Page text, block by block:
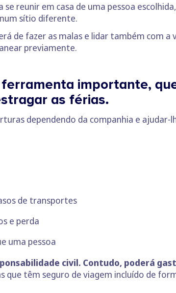
reunir em casa de uma pessoa
sítio diferente.
de fazer as malas e lidar também com
previamente.
importante,
as férias.
dependendo da companhia e ajudar-
de transportes
e perda
uma pessoa
civil. Contudo, poderá
que têm seguro de viagem incluído de